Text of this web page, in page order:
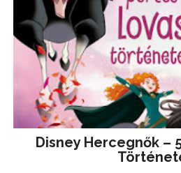
Disney ​Hercegnők –